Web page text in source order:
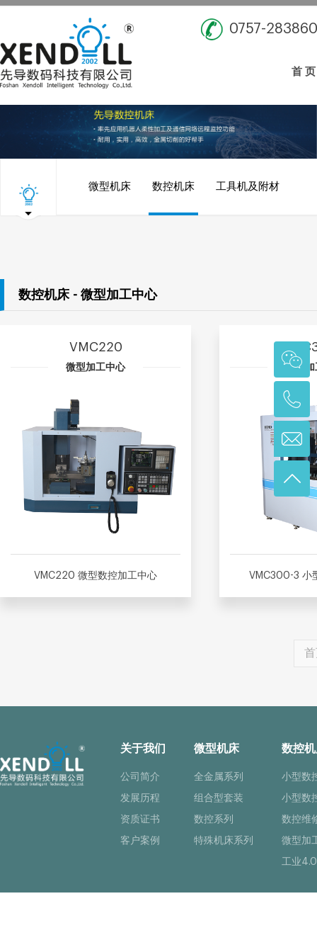
0757-
首 页
微型机床 数控机床 工具机及附材
数控机床 - 微型加工中心
VMC220
微型加工中心
VMC220 微型数控加工中心
微型加
VMC300-3 小
关于我们
公司简介
发展历程
资质证书
客户案例
微型机床
全金属系列
组合型套装
数控系列
特殊机床系列
数控
小型数
小型数
数控维
微型加
工业4.0